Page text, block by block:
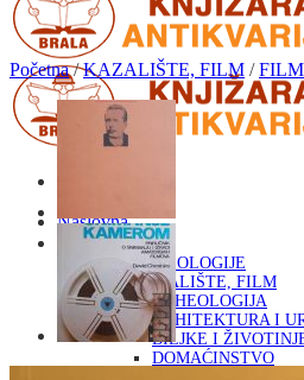
Naslovna
KNJIGE
OD ARHEOLOGIJE
DO KAZALIŠTE, FILM
ARHEOLOGIJA
ARHITEKTURA I
BILJKE I
DOMAĆINSTVO
Početna / KAZALIŠTE, FILM /